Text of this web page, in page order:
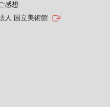
感想
人 国立美術館